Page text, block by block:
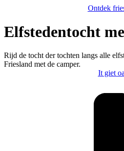
Ontdek
Elfstedentocht
Rijd de tocht der tochten langs alle
Friesland met de camper.
It giet